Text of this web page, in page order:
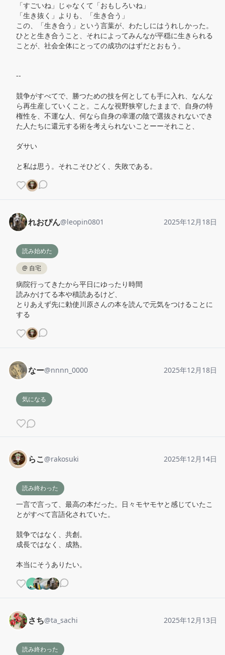
「すごいね」じゃなくて「おもしろいね」
「生き抜く」よりも、「生き合う」
この、「生き合う」という言葉が、わたしにはうれしかった。
ひとと生き合うこと、それによってみんなが平穏に生きられる
ことが、社会全体にとっての成功のはずだとおもう。
--
競争がすべてで、勝つための技を何としても手に入れ、なんな
ら再生産していくこと。こんな視野狭窄したままで、自身の特
権性を、不運な人、何なら自身の幸運の陰で選抜されないでき
た人たちに還元する術を考えられないことーーそれこと、
ダサい
と私は思う。それこそひどく、失敗である。
れおぴん@leopin0801 2025年12月18日
読み始めた
@ 自宅
病院行ってきたから平日にゆったり時間
読みかけてる本や積読あるけど、
とりあえず先に勅使川原さんの本を読んで元気をつけることに
する
なー@nnnn_0000 2025年12月18日
気になる
らこ@rakosuki 2025年12月14日
読み終わった
一言で言って、最高の本だった。日々モヤモヤと感じていたこ
とがすべて言語化されていた。
競争ではなく、共創。
成長ではなく、成熟。
本当にそうありたい。
さち@ta_sachi 2025年12月13日
読み終わった